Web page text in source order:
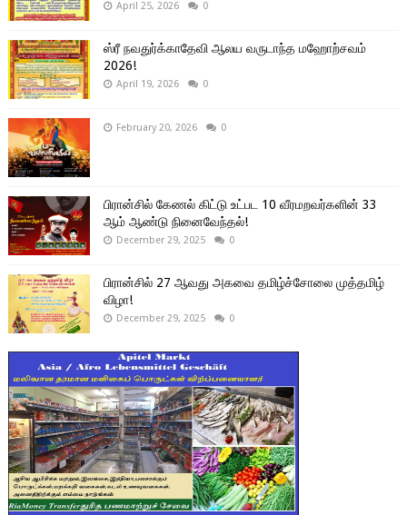
April 25, 2026 0
ஸ்ரீ நவதுர்க்காதேவி ஆலய வருடாந்த மஹோற்சவம்
2026!
April 19, 2026 0
February 20, 2026 0
பிரான்சில் கேணல் கிட்டு உட்பட 10 வீரமறவர்களின் 33
ஆம் ஆண்டு நினைவேந்தல்!
December 29, 2025 0
பிரான்சில் 27 ஆவது அகவை தமிழ்ச்சோலை முத்தமிழ்
விழா!
December 29, 2025 0